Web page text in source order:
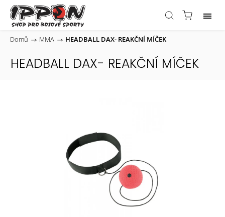
Domů / MMA / HEADBALL DAX- REAKČNÍ MÍČEK
HEADBALL DAX- REAKČNÍ MÍČEK